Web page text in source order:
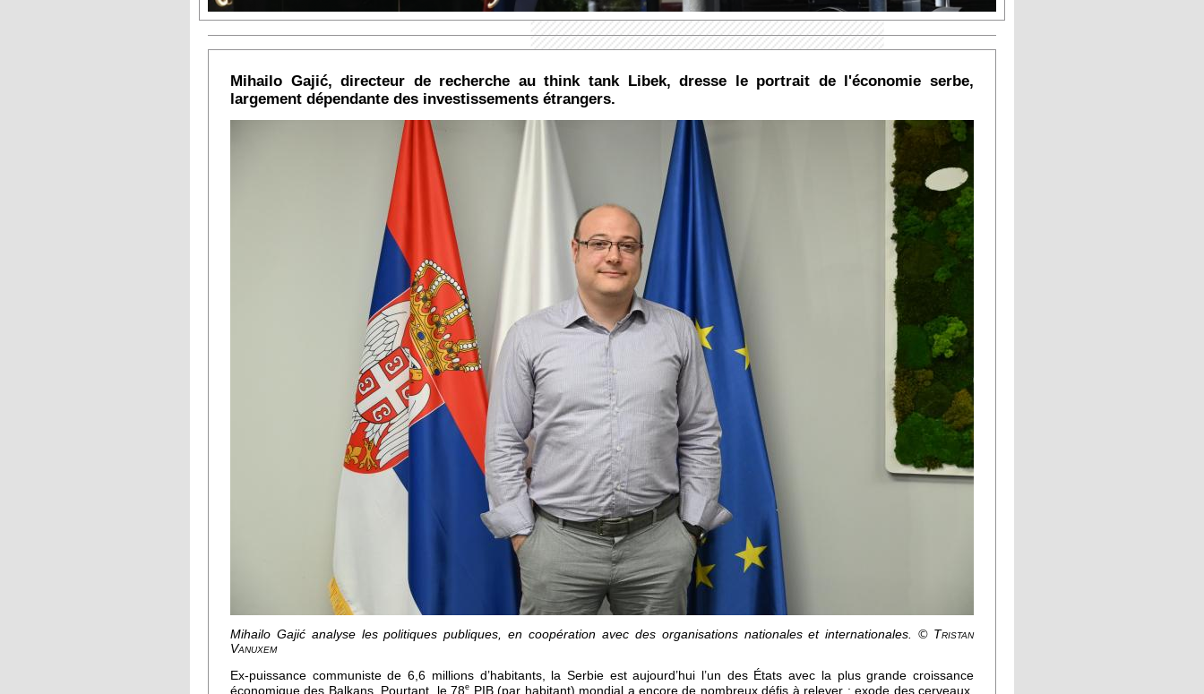
Mihailo Gajić, directeur de recherche au think tank Libek, dresse le portrait de l'économie serbe,
largement dépendante des investissements étrangers.
Mihailo Gajić analyse les politiques publiques, en coopération avec des organisations nationales et internationales.© Tristan
Vanuxem
Ex-puissance communiste de 6,6 millions d’habitants, la Serbie est aujourd’hui l’un des États avec la plus grande croissance
économique des Balkans. Pourtant, le 78e PIB (par habitant) mondial a encore de nombreux défis à relever : exode des cerveaux,